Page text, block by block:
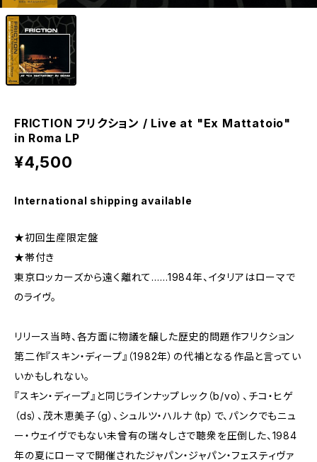
FRICTION フリクション / Live at "Ex Mattatoio"
in Roma LP
¥4,500
International shipping available
★初回生産限定盤
★帯付き
東京ロッカーズから遠く離れて……1984年、イタリアはローマで
のライヴ。
リリース当時、各方面に物議を醸した歴史的問題作フリクション
第二作『スキン・ディープ』（1982年）の代補となる作品と言ってい
いかもしれない。
『スキン・ディープ』と同じラインナップ――レック（b/vo）、チコ・ヒゲ
（ds）、茂木恵美子（g）、シュルツ・ハルナ（tp）――で、パンクでもニュ
ー・ウェイヴでもない未曾有の瑞々しさで聴衆を圧倒した、1984
年の夏にローマで開催されたジャパン・ジャパン・フェスティヴァ